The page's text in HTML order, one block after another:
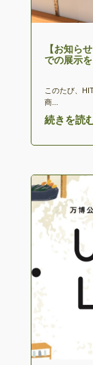
【お知ら
での展示
このたび、
商...
続きを読